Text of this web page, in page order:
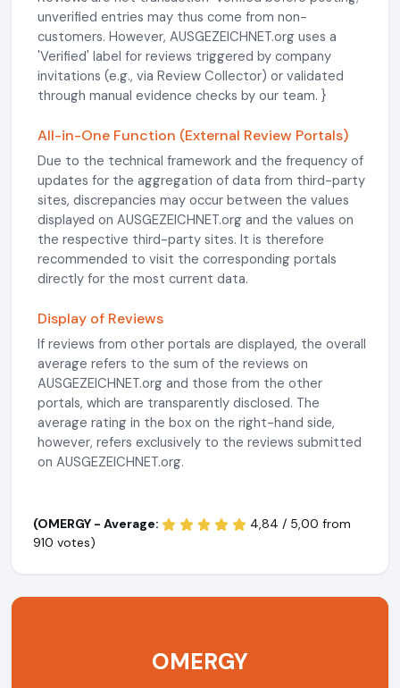
unverified entries may thus come from non-
customers. However, AUSGEZEICHNET.org uses a
'Verified' label for reviews triggered by company
invitations (e.g., via Review Collector) or validated
through manual evidence checks by our team. }
All-in-One Function (External Review Portals)
Due to the technical framework and the frequency of
updates for the aggregation of data from third-party
sites, discrepancies may occur between the values
displayed on AUSGEZEICHNET.org and the values on
the respective third-party sites. It is therefore
recommended to visit the corresponding portals
directly for the most current data.
Display of Reviews
If reviews from other portals are displayed, the overall
average refers to the sum of the reviews on
AUSGEZEICHNET.org and those from the other
portals, which are transparently disclosed. The
average rating in the box on the right-hand side,
however, refers exclusively to the reviews submitted
on AUSGEZEICHNET.org.
(OMERGY - Average:
4,84 / 5,00 from
910 votes)
OMERGY